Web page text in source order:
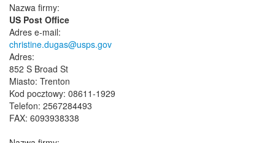
Nazwa firmy:
US Post Office
Adres e-mail:
christine.dugas@usps.gov
Adres:
852 S Broad St
Miasto: Trenton
Kod pocztowy: 08611-1929
Telefon: 2567284493
FAX: 6093938338